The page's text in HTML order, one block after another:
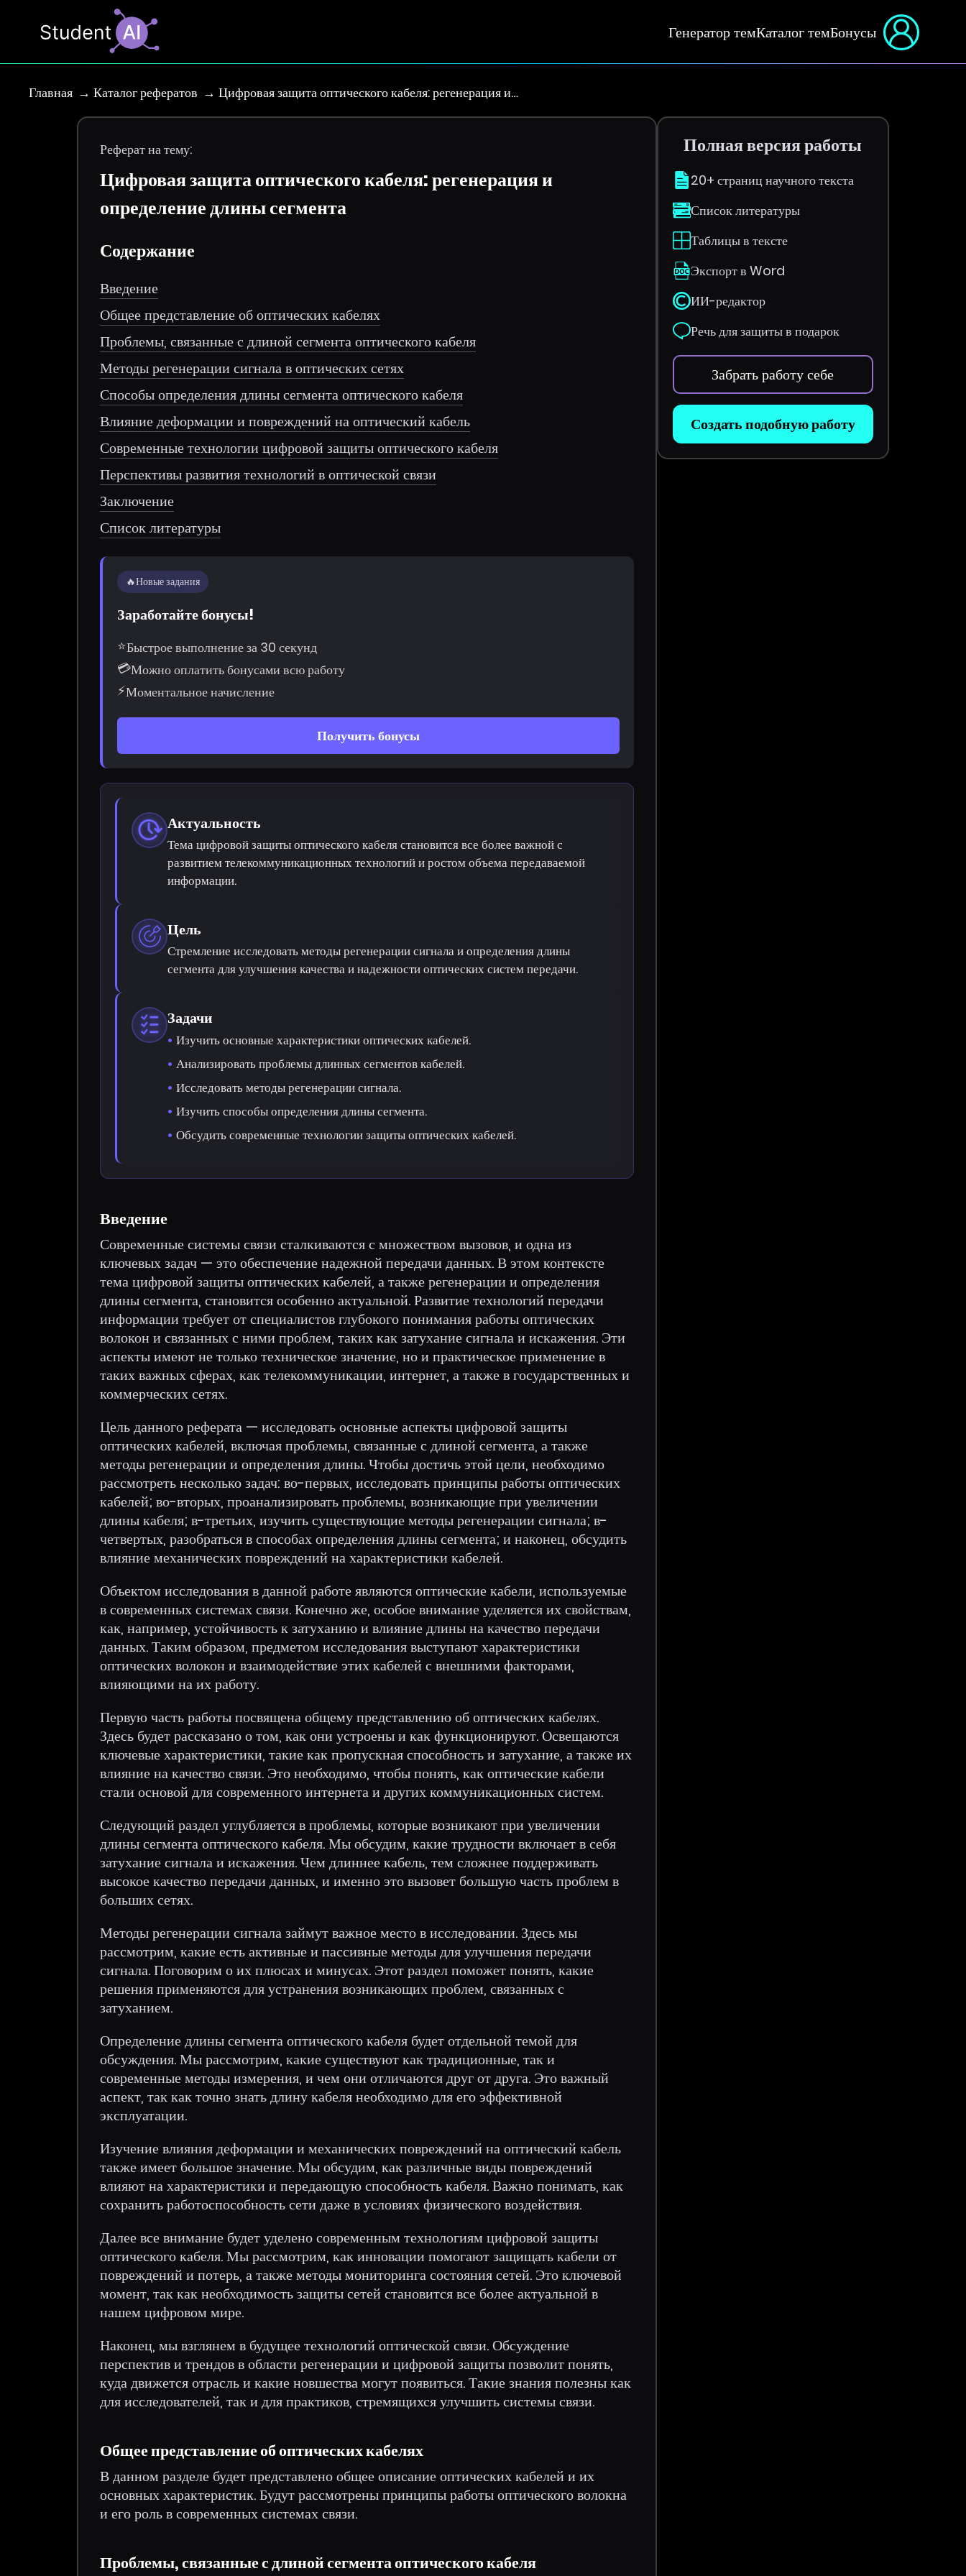
Генератор темКаталог темБонусы
Главная Каталог рефератов Цифровая защита оптического кабеля: регенерация и…
Реферат на тему:
Цифровая защита оптического кабеля: регенерация и
определение длины сегмента
Содержание
Введение
Общее представление об оптических кабелях
Проблемы, связанные с длиной сегмента оптического кабеля
Методы регенерации сигнала в оптических сетях
Способы определения длины сегмента оптического кабеля
Влияние деформации и повреждений на оптический кабель
Современные технологии цифровой защиты оптического кабеля
Перспективы развития технологий в оптической связи
Заключение
Список литературы
🔥Новые задания
Заработайте бонусы!
⭐Быстрое выполнение за 30 секунд
💳Можно оплатить бонусами всю работу
⚡Моментальное начисление
Получить бонусы
Актуальность
Тема цифровой защиты оптического кабеля становится все более важной с
развитием телекоммуникационных технологий и ростом объема передаваемой
информации.
Цель
Стремление исследовать методы регенерации сигнала и определения длины
сегмента для улучшения качества и надежности оптических систем передачи.
Задачи
Изучить основные характеристики оптических кабелей.
Анализировать проблемы длинных сегментов кабелей.
Исследовать методы регенерации сигнала.
Изучить способы определения длины сегмента.
Обсудить современные технологии защиты оптических кабелей.
Введение
Современные системы связи сталкиваются с множеством вызовов, и одна из
ключевых задач — это обеспечение надежной передачи данных. В этом контексте
тема цифровой защиты оптических кабелей, а также регенерации и определения
длины сегмента, становится особенно актуальной. Развитие технологий передачи
информации требует от специалистов глубокого понимания работы оптических
волокон и связанных с ними проблем, таких как затухание сигнала и искажения. Эти
аспекты имеют не только техническое значение, но и практическое применение в
таких важных сферах, как телекоммуникации, интернет, а также в государственных и
коммерческих сетях.
Цель данного реферата — исследовать основные аспекты цифровой защиты
оптических кабелей, включая проблемы, связанные с длиной сегмента, а также
методы регенерации и определения длины. Чтобы достичь этой цели, необходимо
рассмотреть несколько задач: во-первых, исследовать принципы работы оптических
кабелей; во-вторых, проанализировать проблемы, возникающие при увеличении
длины кабеля; в-третьих, изучить существующие методы регенерации сигнала; в-
четвертых, разобраться в способах определения длины сегмента; и наконец, обсудить
влияние механических повреждений на характеристики кабелей.
Объектом исследования в данной работе являются оптические кабели, используемые
в современных системах связи. Конечно же, особое внимание уделяется их свойствам,
как, например, устойчивость к затуханию и влияние длины на качество передачи
данных. Таким образом, предметом исследования выступают характеристики
оптических волокон и взаимодействие этих кабелей с внешними факторами,
влияющими на их работу.
Первую часть работы посвящена общему представлению об оптических кабелях.
Здесь будет рассказано о том, как они устроены и как функционируют. Освещаются
ключевые характеристики, такие как пропускная способность и затухание, а также их
влияние на качество связи. Это необходимо, чтобы понять, как оптические кабели
стали основой для современного интернета и других коммуникационных систем.
Следующий раздел углубляется в проблемы, которые возникают при увеличении
длины сегмента оптического кабеля. Мы обсудим, какие трудности включает в себя
затухание сигнала и искажения. Чем длиннее кабель, тем сложнее поддерживать
высокое качество передачи данных, и именно это вызовет большую часть проблем в
больших сетях.
Методы регенерации сигнала займут важное место в исследовании. Здесь мы
рассмотрим, какие есть активные и пассивные методы для улучшения передачи
сигнала. Поговорим о их плюсах и минусах. Этот раздел поможет понять, какие
решения применяются для устранения возникающих проблем, связанных с
затуханием.
Определение длины сегмента оптического кабеля будет отдельной темой для
обсуждения. Мы рассмотрим, какие существуют как традиционные, так и
современные методы измерения, и чем они отличаются друг от друга. Это важный
аспект, так как точно знать длину кабеля необходимо для его эффективной
эксплуатации.
Изучение влияния деформации и механических повреждений на оптический кабель
также имеет большое значение. Мы обсудим, как различные виды повреждений
влияют на характеристики и передающую способность кабеля. Важно понимать, как
сохранить работоспособность сети даже в условиях физического воздействия.
Далее все внимание будет уделено современным технологиям цифровой защиты
оптического кабеля. Мы рассмотрим, как инновации помогают защищать кабели от
повреждений и потерь, а также методы мониторинга состояния сетей. Это ключевой
момент, так как необходимость защиты сетей становится все более актуальной в
нашем цифровом мире.
Наконец, мы взглянем в будущее технологий оптической связи. Обсуждение
перспектив и трендов в области регенерации и цифровой защиты позволит понять,
куда движется отрасль и какие новшества могут появиться. Такие знания полезны как
для исследователей, так и для практиков, стремящихся улучшить системы связи.
Общее представление об оптических кабелях
В данном разделе будет представлено общее описание оптических кабелей и их
основных характеристик. Будут рассмотрены принципы работы оптического волокна
и его роль в современных системах связи.
Проблемы, связанные с длиной сегмента оптического кабеля
Полная версия работы
20+ страниц научного текста
Список литературы
Таблицы в тексте
Экспорт в Word
ИИ-редактор
Речь для защиты в подарок
Забрать работу себе
Создать подобную работу